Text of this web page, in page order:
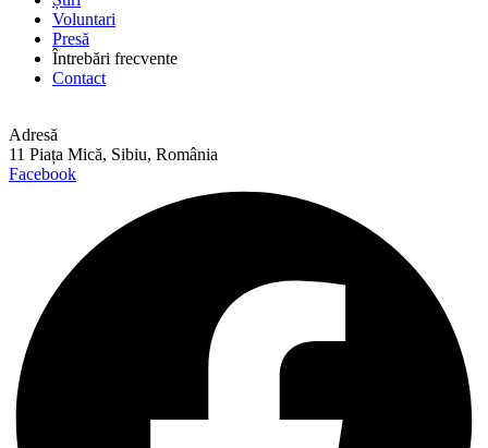
Voluntari
Presă
Întrebări frecvente
Contact
Adresă
11 Piața Mică, Sibiu, România
Facebook